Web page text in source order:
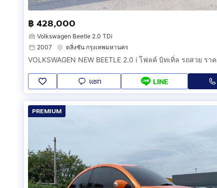
฿ 428,000
Volkswagen Beetle 2.0 TDi
2007
ตลิ่งชัน กรุงเทพมหานคร
แชท LINE
PREMIUM